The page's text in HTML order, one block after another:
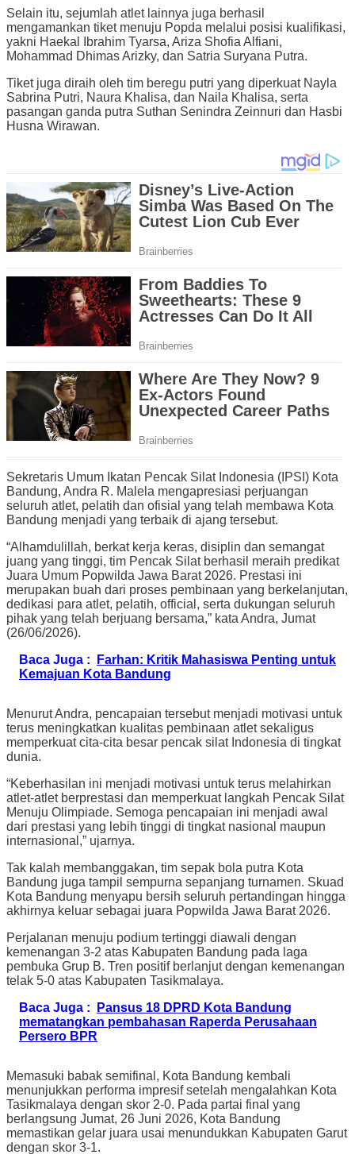
Selain itu, sejumlah atlet lainnya juga berhasil
mengamankan tiket menuju Popda melalui posisi kualifikasi,
yakni Haekal Ibrahim Tyarsa, Ariza Shofia Alfiani,
Mohammad Dhimas Arizky, dan Satria Suryana Putra.
Tiket juga diraih oleh tim beregu putri yang diperkuat Nayla
Sabrina Putri, Naura Khalisa, dan Naila Khalisa, serta
pasangan ganda putra Suthan Senindra Zeinnuri dan Hasbi
Husna Wirawan.
Sekretaris Umum Ikatan Pencak Silat Indonesia (IPSI) Kota
Bandung, Andra R. Malela mengapresiasi perjuangan
seluruh atlet, pelatih dan ofisial yang telah membawa Kota
Bandung menjadi yang terbaik di ajang tersebut.
“Alhamdulillah, berkat kerja keras, disiplin dan semangat
juang yang tinggi, tim Pencak Silat berhasil meraih predikat
Juara Umum Popwilda Jawa Barat 2026. Prestasi ini
merupakan buah dari proses pembinaan yang berkelanjutan,
dedikasi para atlet, pelatih, official, serta dukungan seluruh
pihak yang telah berjuang bersama,” kata Andra, Jumat
(26/06/2026).
Baca Juga :
Farhan: Kritik Mahasiswa Penting untuk
Kemajuan Kota Bandung
Menurut Andra, pencapaian tersebut menjadi motivasi untuk
terus meningkatkan kualitas pembinaan atlet sekaligus
memperkuat cita-cita besar pencak silat Indonesia di tingkat
dunia.
“Keberhasilan ini menjadi motivasi untuk terus melahirkan
atlet-atlet berprestasi dan memperkuat langkah Pencak Silat
Menuju Olimpiade. Semoga pencapaian ini menjadi awal
dari prestasi yang lebih tinggi di tingkat nasional maupun
internasional,” ujarnya.
Tak kalah membanggakan, tim sepak bola putra Kota
Bandung juga tampil sempurna sepanjang turnamen. Skuad
Kota Bandung menyapu bersih seluruh pertandingan hingga
akhirnya keluar sebagai juara Popwilda Jawa Barat 2026.
Perjalanan menuju podium tertinggi diawali dengan
kemenangan 3-2 atas Kabupaten Bandung pada laga
pembuka Grup B. Tren positif berlanjut dengan kemenangan
telak 5-0 atas Kabupaten Tasikmalaya.
Baca Juga :
Pansus 18 DPRD Kota Bandung
mematangkan pembahasan Raperda Perusahaan
Persero BPR
Memasuki babak semifinal, Kota Bandung kembali
menunjukkan performa impresif setelah mengalahkan Kota
Tasikmalaya dengan skor 2-0. Pada partai final yang
berlangsung Jumat, 26 Juni 2026, Kota Bandung
memastikan gelar juara usai menundukkan Kabupaten Garut
dengan skor 3-1.